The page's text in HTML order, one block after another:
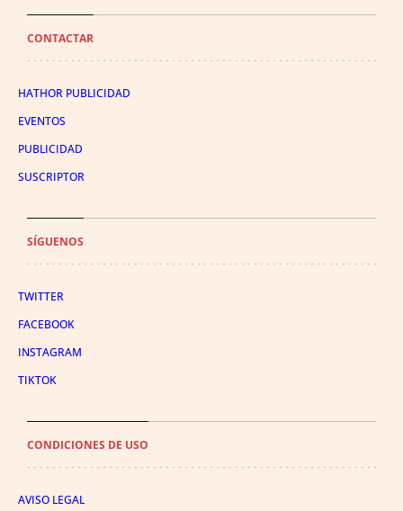
CONTACTAR
HATHOR PUBLICIDAD
EVENTOS
PUBLICIDAD
SUSCRIPTOR
SÍGUENOS
TWITTER
FACEBOOK
INSTAGRAM
TIKTOK
CONDICIONES DE USO
AVISO LEGAL